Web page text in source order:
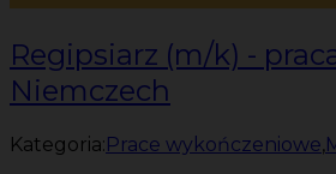
Regipsiarz (m/k) -
Niemczech
Kategoria:Prace wykończeniowe,